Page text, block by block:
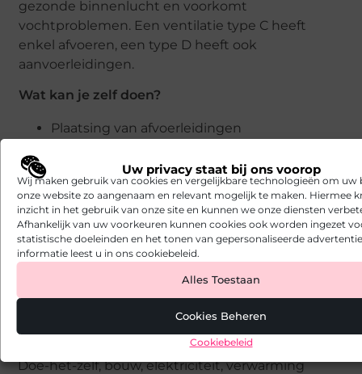
Uw privacy staat bij ons voorop
Wij maken gebruik van cookies en vergelijkbare technologieën om uw
onze website zo aangenaam en relevant mogelijk te maken. Hiermee
inzicht in het gebruik van onze site en kunnen we onze diensten
Afhankelijk van uw voorkeuren kunnen cookies ook worden ingezet
statistische doeleinden en het tonen van gepersonaliseerde
informatie leest u in ons cookiebeleid.
Alles Toestaan
Cookies Beheren
Cookiebeleid
gezonde binnenlucht en voorkomt
vochtproblemen. Een ventilatie type C heeft
enkel afvoeren, een type D heeft ook
aanvoerleidingen.
Wat kan je zelf doen?
Plaatsing van afvoerleidingen
Installatie van de ventilatieunit
Wat kan je beter uitbesteden?
Opstart van het ventilatiesysteem
Goed artikel? Deel hem dan op:
X
FacebookPinterestLinkedIn Email
Tags en Categorieën:
Doe-het-zelf,bouw,elektriciteit,verwarming